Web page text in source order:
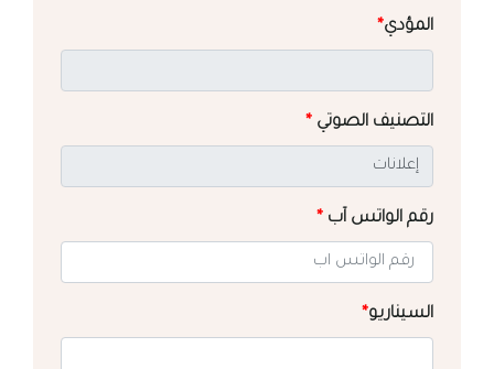
المؤدي*
التصنيف الصوتي *
رقم الواتس آب *
السيناريو*